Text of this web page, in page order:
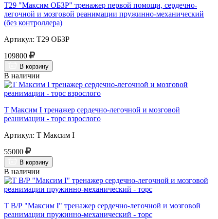
Т29 "Максим ОБЗР" тренажер первой помощи, сердечно-
легочной и мозговой реанимации пружинно-механический
(без контроллера)
Артикул: Т29 ОБЗР
109800
В корзину
В наличии
Т Максим I тренажер сердечно-легочной и мозговой
реанимации - торс взрослого
Артикул: Т Максим I
55000
В корзину
В наличии
Т В/Р "Максим I" тренажер сердечно-легочной и мозговой
реанимации пружинно-механический - торс